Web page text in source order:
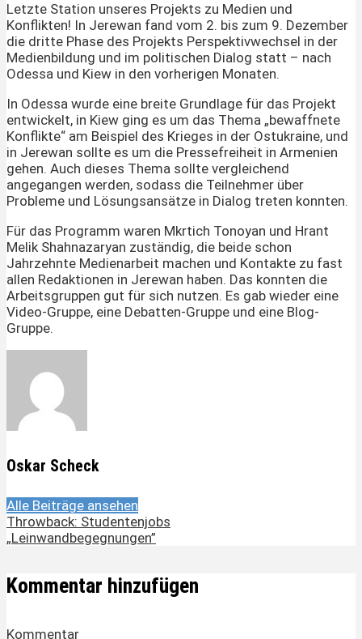
Letzte Station unseres Projekts zu Medien und
Konflikten! In Jerewan fand vom 2. bis zum 9. Dezember
die dritte Phase des Projekts Perspektivwechsel in der
Medienbildung und im politischen Dialog statt – nach
Odessa und Kiew in den vorherigen Monaten.
In Odessa wurde eine breite Grundlage für das Projekt
entwickelt, in Kiew ging es um das Thema „bewaffnete
Konflikte“ am Beispiel des Krieges in der Ostukraine, und
in Jerewan sollte es um die Pressefreiheit in Armenien
gehen. Auch dieses Thema sollte vergleichend
angegangen werden, sodass die Teilnehmer über
Probleme und Lösungsansätze in Dialog treten konnten.
Für das Programm waren Mkrtich Tonoyan und Hrant
Melik Shahnazaryan zuständig, die beide schon
Jahrzehnte Medienarbeit machen und Kontakte zu fast
allen Redaktionen in Jerewan haben. Das konnten die
Arbeitsgruppen gut für sich nutzen. Es gab wieder eine
Video-Gruppe, eine Debatten-Gruppe und eine Blog-
Gruppe.
Oskar Scheck
Alle Beiträge ansehen
Throwback: Studentenjobs
„Leinwandbegegnungen”
Kommentar hinzufügen
Kommentar